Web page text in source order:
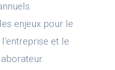
enjeux pour le
et le